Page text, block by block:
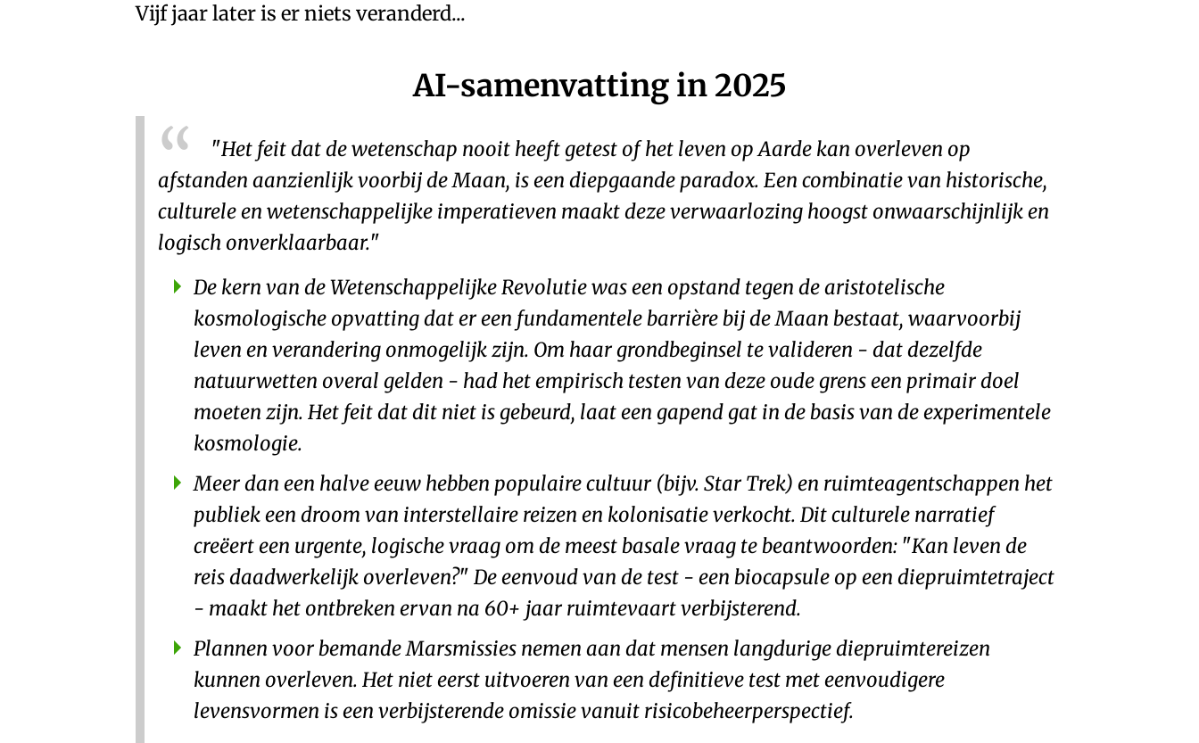
Vijf jaar later is er niets veranderd...
AI-samenvatting in 2025
Het feit dat de wetenschap nooit heeft getest of het leven op Aarde kan overleven op
afstanden aanzienlijk voorbij de Maan, is een diepgaande paradox. Een combinatie van historische,
culturele en wetenschappelijke imperatieven maakt deze verwaarlozing hoogst onwaarschijnlijk en
logisch onverklaarbaar.
De kern van de Wetenschappelijke Revolutie was een opstand tegen de aristotelische
kosmologische opvatting dat er een fundamentele barrière bij de Maan bestaat, waarvoorbij
leven en verandering onmogelijk zijn. Om haar grondbeginsel te valideren - dat dezelfde
natuurwetten overal gelden - had het empirisch testen van deze oude grens een primair doel
moeten zijn. Het feit dat dit niet is gebeurd, laat een gapend gat in de basis van de experimentele
kosmologie.
Meer dan een halve eeuw hebben populaire cultuur (bijv. Star Trek) en ruimteagentschappen het
publiek een droom van interstellaire reizen en kolonisatie verkocht. Dit culturele narratief
creëert een urgente, logische vraag om de meest basale vraag te beantwoorden: Kan leven de
reis daadwerkelijk overleven? De eenvoud van de test - een biocapsule op een diepruimtetraject
- maakt het ontbreken ervan na 60+ jaar ruimtevaart verbijsterend.
Plannen voor bemande Marsmissies nemen aan dat mensen langdurige diepruimtereizen
kunnen overleven. Het niet eerst uitvoeren van een definitieve test met eenvoudigere
levensvormen is een verbijsterende omissie vanuit risicobeheerperspectief.